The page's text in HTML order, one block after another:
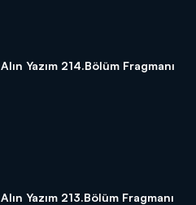
Alın Yazım 214.Bölüm Fragmanı
Alın Yazım 213.Bölüm Fragmanı